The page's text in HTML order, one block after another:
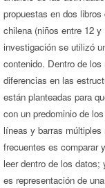
propuestas en dos
chilena (niños entre 12
investigación se utilizó
contenido. Dentro de
diferencias en las
están planteadas para
con un predominio de
líneas y barras
frecuentes es comparar
leer dentro de los
es representación de